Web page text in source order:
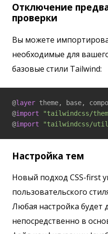
Отключение
проверки
Вы можете
необходимые для
базовые стили Tailwind:
@layer theme, base,
@import "tailwindcss/
@import "tailwindcss/
Настройка тем
Новый подход CSS-first
пользовательского
Любая настройка будет
непосредственно в